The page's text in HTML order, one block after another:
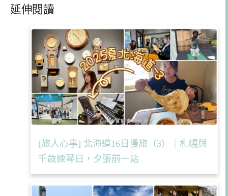
延伸閱讀
[旅人心事] 北海道16日慢旅（3）｜札幌與
千歲練琴日，夕張前一站